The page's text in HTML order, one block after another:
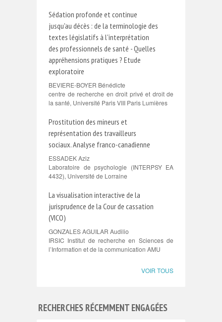
Sédation profonde et continue
jusqu'au décès : de la terminologie des
textes législatifs à l'interprétation
des professionnels de santé - Quelles
appréhensions pratiques ? Etude
exploratoire
BEVIERE-BOYER Bénédicte
centre de recherche en droit privé et droit de
la santé, Université Paris VIII Paris Lumières
Prostitution des mineurs et
représentation des travailleurs
sociaux. Analyse franco-canadienne
ESSADEK Aziz
Laboratoire de psychologie (INTERPSY EA
4432), Université de Lorraine
La visualisation interactive de la
jurisprudence de la Cour de cassation
(VICO)
GONZALES AGUILAR Audilio
IRSIC Institut de recherche en Sciences de
l’Information et de la communication AMU
VOIR TOUS
RECHERCHES RÉCEMMENT ENGAGÉES